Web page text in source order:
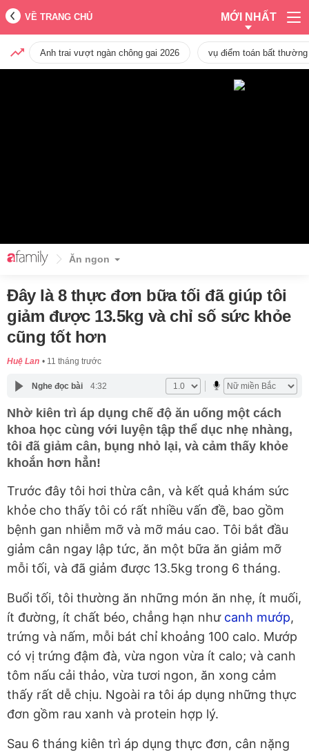
VỀ TRANG CHỦ MỚI NHẤT
Anh trai vượt ngàn chông gai 2026 vụ điểm toán bất
Ăn ngon
Đây là 8 thực đơn bữa tối đã giúp tôi
giảm được 13.5kg và chỉ số sức khỏe
cũng tốt hơn
Huệ Lan 11 tháng trước
Nghe đọc bài 4:32
Nhờ kiên trì áp dụng chế độ ăn uống một cách
khoa học cùng với luyện tập thể dục nhẹ nhàng,
tôi đã giảm cân, bụng nhỏ lại, và cảm thấy khỏe
khoắn hơn hẳn!
Trước đây tôi hơi thừa cân, và kết quả khám sức
khỏe cho thấy tôi có rất nhiều vấn đề, bao gồm
bệnh gan nhiễm mỡ và mỡ máu cao. Tôi bắt đầu
giảm cân ngay lập tức, ăn một bữa ăn giảm mỡ
mỗi tối, và đã giảm được 13.5kg trong 6 tháng.
Buổi tối, tôi thường ăn những món ăn nhẹ, ít muối,
ít đường, ít chất béo, chẳng hạn như canh mướp,
trứng và nấm, mỗi bát chỉ khoảng 100 calo. Mướp
có vị trứng đậm đà, vừa ngon vừa ít calo; và canh
tôm nấu cải thảo, vừa tươi ngon, ăn xong cảm
thấy rất dễ chịu. Ngoài ra tôi áp dụng những thực
đơn gồm rau xanh và protein hợp lý.
Sau 6 tháng kiên trì áp dụng thực đơn, cân nặng